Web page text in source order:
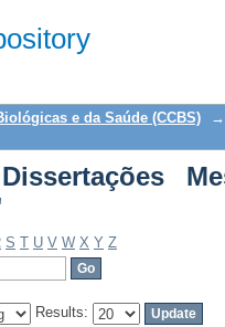
e da Saúde (CCBS)
→
S T U V W X Y Z
Results: